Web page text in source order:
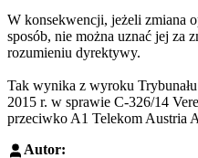
W konsekwencji, jeżeli zmiana
sposób, nie można uznać jej za
rozumieniu dyrektywy.
Tak wynika z wyroku
2015 r. w sprawie C-326/14
przeciwko A1 Telekom Austria
Autor: